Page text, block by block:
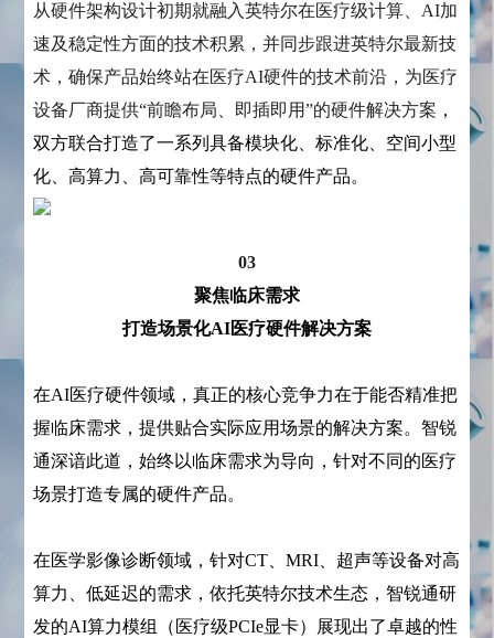
从硬件架构设计初期就融入英特尔在医疗级计算、AI加
速及稳定性方面的技术积累，并同步跟进英特尔最新技
术，确保产品始终站在医疗AI硬件的技术前沿，为医疗
设备厂商提供“前瞻布局、即插即用”的硬件解决方案 ，
双方联合打造了一系列具备模块化、标准化、空间小型
化、高算力、高可靠性等特点的硬件产品。
03
聚焦临床需求
打造场景化AI医疗硬件解决方案
在AI医疗硬件领域，真正的核心竞争力在于能否精准把
握临床需求，提供贴合实际应用场景的解决方案。智锐
通深谙此道，始终以临床需求为导向，针对不同的医疗
场景打造专属的硬件产品。
在医学影像诊断领域，针对CT、MRI、超声等设备对高
算力、低延迟的需求，依托英特尔技术生态，智锐通研
发的AI算力模组（医疗级PCIe显卡）展现出了卓越的性